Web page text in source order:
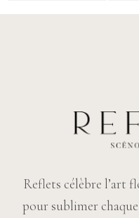
Reflets célèbre l’art
pour sublimer